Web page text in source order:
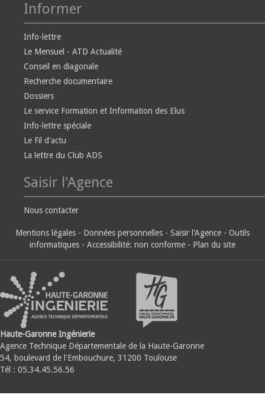
Informer
Info-lettre
Le Mensuel - ATD Actualité
Conseil en diagonale
Recherche documentaire
Dossiers
Le service Formation et Information des Elus
Info-lettre spéciale
Le Fil d'actu
La lettre du Club ADS
Saisir l'Agence
Nous contacter
Mentions légales - Données personnelles - Saisir l'Agence - Outils
informatiques - Accessibilité: non conforme - Plan du site
Haute-Garonne Ingénierie
Agence Technique Départementale de la Haute-Garonne
54, boulevard de l'Embouchure, 31200 Toulouse
Tél : 05.34.45.56.56